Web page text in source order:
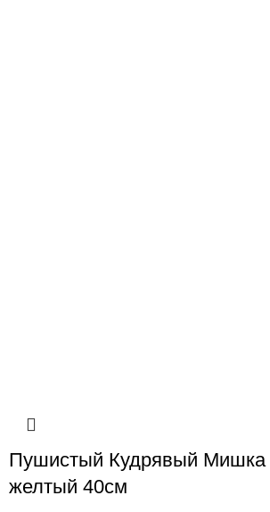
Пушистый Кудрявый Мишка
желтый 40см